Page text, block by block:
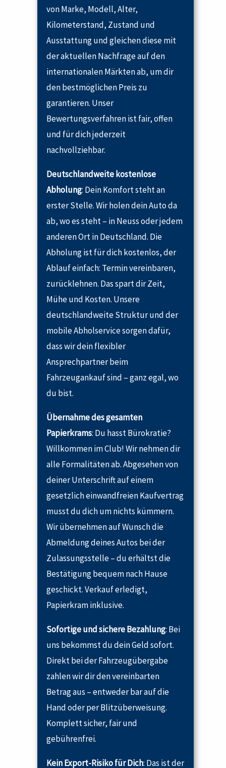
von Marke, Modell, Alter,
Kilometerstand, Zustand und
Ausstattung und gleichen diese mit
der aktuellen Nachfrage auf den
internationalen Märkten ab, um dir
den bestmöglichen Preis zu
garantieren. Unser
Bewertungsverfahren ist fair, offen
und für dich jederzeit
nachvollziehbar.
Deutschlandweite kostenlose
Abholung: Dein Komfort steht an
erster Stelle. Wir holen dein Auto da
ab, wo es steht – in Neuss oder jedem
anderen Ort in Deutschland. Die
Abholung ist für dich kostenlos, der
Ablauf einfach: Termin vereinbaren,
zurücklehnen. Das spart dir Zeit,
Mühe und Kosten. Unsere
deutschlandweite Struktur und der
mobile Abholservice sorgen dafür,
dass wir dein flexibler
Ansprechpartner beim
Fahrzeugankauf sind – ganz egal, wo
du bist.
Übernahme des gesamten
Papierkrams: Du hasst Bürokratie?
Willkommen im Club! Wir nehmen dir
alle Formalitäten ab. Abgesehen von
deiner Unterschrift auf einem
gesetzlich einwandfreien Kaufvertrag
musst du dich um nichts kümmern.
Wir übernehmen auf Wunsch die
Abmeldung deines Autos bei der
Zulassungsstelle – du erhältst die
Bestätigung bequem nach Hause
geschickt. Verkauf erledigt,
Papierkram inklusive.
Sofortige und sichere Bezahlung: Bei
uns bekommst du dein Geld sofort.
Direkt bei der Fahrzeugübergabe
zahlen wir dir den vereinbarten
Betrag aus – entweder bar auf die
Hand oder per Blitzüberweisung.
Komplett sicher, fair und
gebührenfrei.
Kein Export-Risiko für Dich: Das ist der